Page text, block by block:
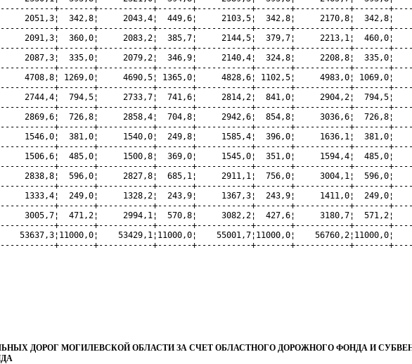
+-------+-----------+-------+-----------+-------+-----------+-------
2051,3¦  342,8¦     2043,4¦  449,6¦     2103,5¦  342,8¦     2170,8¦  342,8¦
+-------+-----------+-------+-----------+-------+-----------+-------
2091,3¦  360,0¦     2083,2¦  385,7¦     2144,5¦  379,7¦     2213,1¦  460,0¦
+-------+-----------+-------+-----------+-------+-----------+-------
2087,3¦  335,0¦     2079,2¦  346,9¦     2140,4¦  324,8¦     2208,8¦  335,0¦
+-------+-----------+-------+-----------+-------+-----------+-------
4708,8¦ 1269,0¦     4690,5¦ 1365,0¦     4828,6¦ 1102,5¦     4983,0¦ 1069,0¦
+-------+-----------+-------+-----------+-------+-----------+-------
2744,4¦  794,5¦     2733,7¦  741,6¦     2814,2¦  841,0¦     2904,2¦  794,5¦
+-------+-----------+-------+-----------+-------+-----------+-------
2869,6¦  726,8¦     2858,4¦  704,8¦     2942,6¦  854,8¦     3036,6¦  726,8¦
+-------+-----------+-------+-----------+-------+-----------+-------
1546,0¦  381,0¦     1540,0¦  249,8¦     1585,4¦  396,0¦     1636,1¦  381,0¦
+-------+-----------+-------+-----------+-------+-----------+-------
1506,6¦  485,0¦     1500,8¦  369,0¦     1545,0¦  351,0¦     1594,4¦  485,0¦
+-------+-----------+-------+-----------+-------+-----------+-------
2838,8¦  596,0¦     2827,8¦  685,1¦     2911,1¦  756,0¦     3004,1¦  596,0¦
+-------+-----------+-------+-----------+-------+-----------+-------
1333,4¦  249,0¦     1328,2¦  243,9¦     1367,3¦  243,9¦     1411,0¦  249,0¦
+-------+-----------+-------+-----------+-------+-----------+-------
3005,7¦  471,2¦     2994,1¦  570,8¦     3082,2¦  427,6¦     3180,7¦  571,2¦
+-------+-----------+-------+-----------+-------+-----------+-------
53429,1¦11000,0¦    55001,7¦11000,0¦    56760,2¦11000,0¦
ДОРОГ МОГИЛЕВСКОЙ ОБЛАСТИ ЗА СЧЕТ ОБЛАСТНОГО ДОРОЖНОГО ФОНДА И